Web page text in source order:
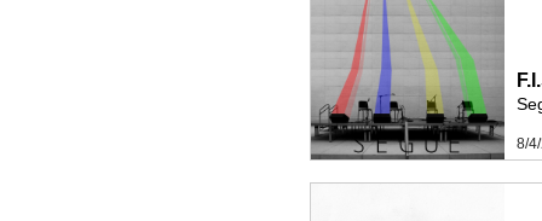
8/